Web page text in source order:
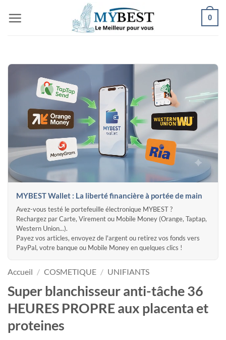
au
0
MYBEST Wallet : La liberté financière à portée de main
Avez-vous testé le portefeuille électronique MYBEST ?
Rechargez par Carte, Virement ou Mobile Money (Orange, Taptap,
Western Union...).
Payez vos articles, envoyez de l'argent ou retirez vos fonds vers
PayPal, votre banque ou Mobile Money en quelques clics !
Accueil / COSMETIQUE / UNIFIANTS
Super blanchisseur anti-tâche 36
HEURES PROPRE aux placenta et
proteines